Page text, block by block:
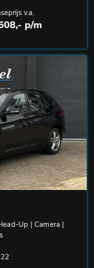
v.a.
p/m
Up | Camera |